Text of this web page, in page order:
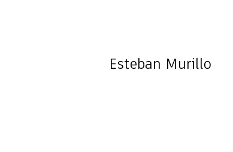
Esteban Murillo